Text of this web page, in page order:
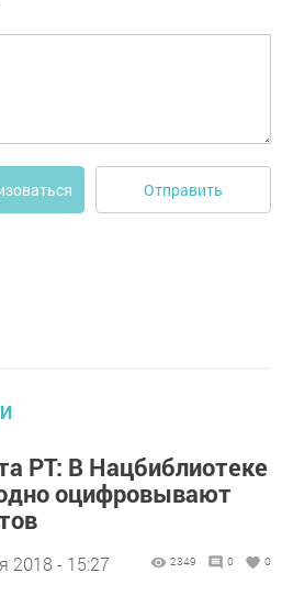
Отправить
РТ: В Нацбиблиотеке
оцифровывают
2018 - 15:27 2349 0 0